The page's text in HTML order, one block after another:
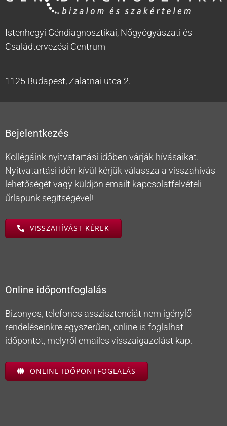
Istenhegyi Géndiagnosztikai, Nőgyógyászati és
Családtervezési Centrum
1125 Budapest, Zalatnai utca 2.
Bejelentkezés
Kollégáink nyitvatartási időben várják hívásaikat.
Nyitvatartási időn kívül kérjük válassza a visszahívás
lehetőségét vagy küldjön emailt kapcsolatfelvételi
űrlapunk segítségével!
VISSZAHÍVÁST KÉREK
Online időpontfoglalás
Bizonyos, telefonos asszisztenciát nem igénylő
rendeléseinkre egyszerűen, online is foglalhat
időpontot, melyről emailes visszaigazolást kap.
ONLINE IDŐPONTFOGLALÁS